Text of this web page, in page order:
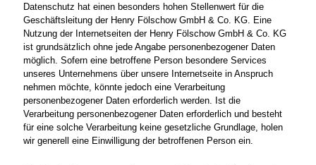
Datenschutz hat einen besonders hohen Stellenwert für die
Geschäftsleitung der Henry Fölschow GmbH & Co. KG. Eine
Nutzung der Internetseiten der Henry Fölschow GmbH & Co. KG
ist grundsätzlich ohne jede Angabe personenbezogener Daten
möglich. Sofern eine betroffene Person besondere Services
unseres Unternehmens über unsere Internetseite in Anspruch
nehmen möchte, könnte jedoch eine Verarbeitung
personenbezogener Daten erforderlich werden. Ist die
Verarbeitung personenbezogener Daten erforderlich und besteht
für eine solche Verarbeitung keine gesetzliche Grundlage, holen
wir generell eine Einwilligung der betroffenen Person ein.